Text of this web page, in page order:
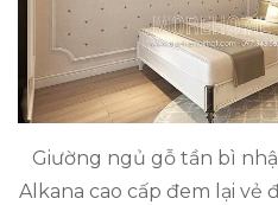
Giường ngủ gỗ tần bì
Alkana cao cấp đem lại vẻ